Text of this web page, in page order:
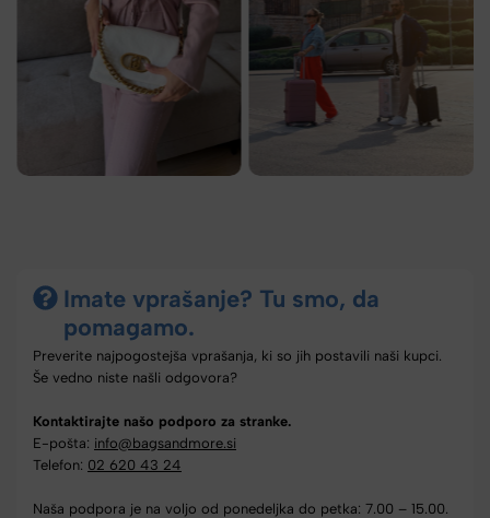
Imate vprašanje? Tu smo, da
pomagamo.
Preverite najpogostejša vprašanja, ki so jih postavili naši kupci.
Še vedno niste našli odgovora?
Kontaktirajte našo podporo za stranke.
E-pošta: info@bagsandmore.si
Telefon: 02 620 43 24
Naša podpora je na voljo od ponedeljka do petka: 7.00 – 15.00.